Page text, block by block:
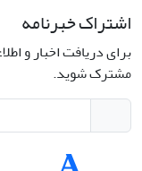
اشتراک خبرنامه
برای دریافت اخبار و
مشترک شوید.